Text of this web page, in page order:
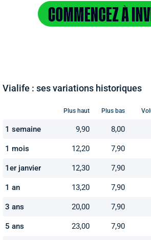
Vialife : ses variations historiques
Plus haut Plus bas
1 semaine 9,90 8,00
1 mois 12,20 7,90
1er janvier 12,30 7,90
1 an 13,20 7,90
3 ans 20,00 7,90
5 ans 23,00 7,90